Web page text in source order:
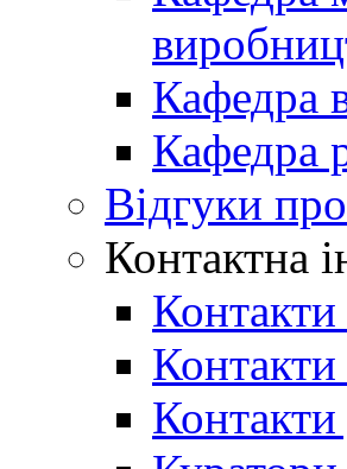
Кафедра
Кафедра
Відгуки
Контактна
Контакти
Контакти